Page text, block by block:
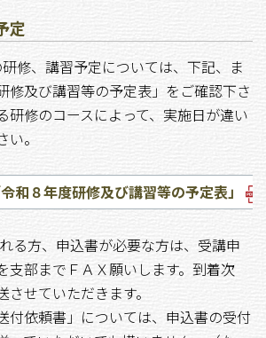
定
修、講習予定については、下記、ま
修及び講習等の予定表」をご確認下さ
研修のコースによって、実施日が違い
。
８年度研修及び講習等の予定表」
る方、申込書が必要な方は、受講申
支部までＦＡＸ願いします。到着次
せていただきます。
付依頼書」については、申込書の受付